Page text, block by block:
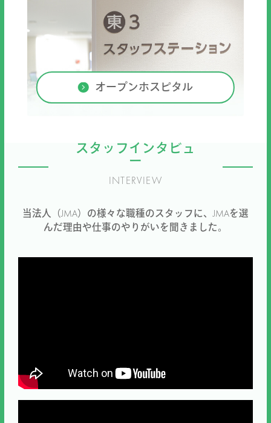
オープンホスピタル
スタッフインタビュ
ー
INTERVIEW
当法人（JMA）の様々な職種のスタッフに、JMAを選
んだ理由や仕事のやりがいを聞きました。